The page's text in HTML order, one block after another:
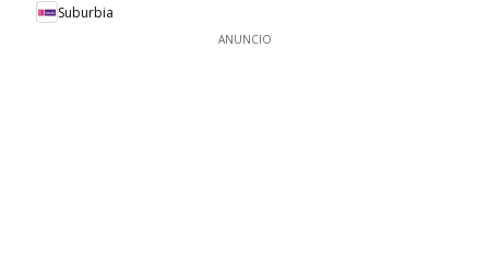
Suburbia
ANUNCIO